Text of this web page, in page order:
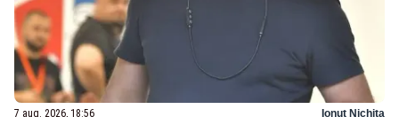
7 aug. 2026, 18:56 Ionuț Nichita